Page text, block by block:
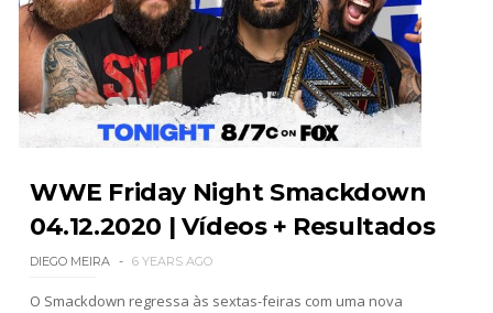
WWE Friday Night Smackdown
04.12.2020 | Vídeos + Resultados
DIEGO MEIRA 6 YEARS AGO
O Smackdown regressa às sextas-feiras com uma nova